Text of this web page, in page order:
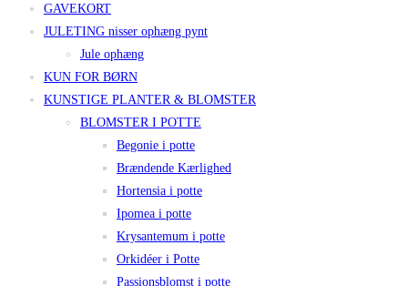
GAVEKORT
JULETING nisser ophæng pynt
Jule ophæng
KUN FOR BØRN
KUNSTIGE PLANTER & BLOMSTER
BLOMSTER I POTTE
Begonie i potte
Brændende Kærlighed
Hortensia i potte
Ipomea i potte
Krysantemum i potte
Orkidéer i Potte
Passionsblomst i potte